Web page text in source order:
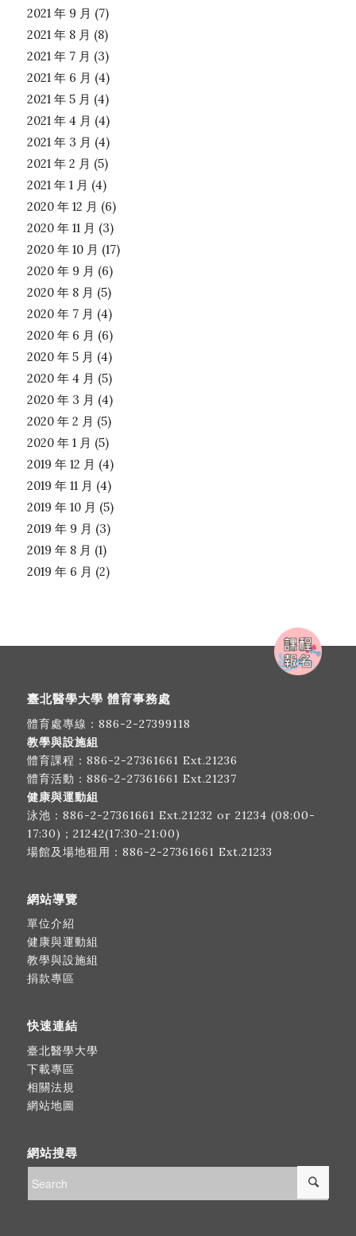
2021 年 9 月 (7)
2021 年 8 月 (8)
2021 年 7 月 (3)
2021 年 6 月 (4)
2021 年 5 月 (4)
2021 年 4 月 (4)
2021 年 3 月 (4)
2021 年 2 月 (5)
2021 年 1 月 (4)
2020 年 12 月 (6)
2020 年 11 月 (3)
2020 年 10 月 (17)
2020 年 9 月 (6)
2020 年 8 月 (5)
2020 年 7 月 (4)
2020 年 6 月 (6)
2020 年 5 月 (4)
2020 年 4 月 (5)
2020 年 3 月 (4)
2020 年 2 月 (5)
2020 年 1 月 (5)
2019 年 12 月 (4)
2019 年 11 月 (4)
2019 年 10 月 (5)
2019 年 9 月 (3)
2019 年 8 月 (1)
2019 年 6 月 (2)
臺北醫學大學 體育事務處
體育處專線： 886-2-27399118
教學與設施組
體育課程： 886-2-27361661 Ext.21236
體育活動： 886-2-27361661 Ext.21237
健康與運動組
泳池： 886-2-27361661 Ext.21232 or 21234 (08:00-
17:30)；21242(17:30-21:00)
場館及場地租用： 886-2-27361661 Ext.21233
網站導覽
單位介紹
健康與運動組
教學與設施組
捐款專區
快速連結
臺北醫學大學
下載專區
相關法規
網站地圖
網站搜尋